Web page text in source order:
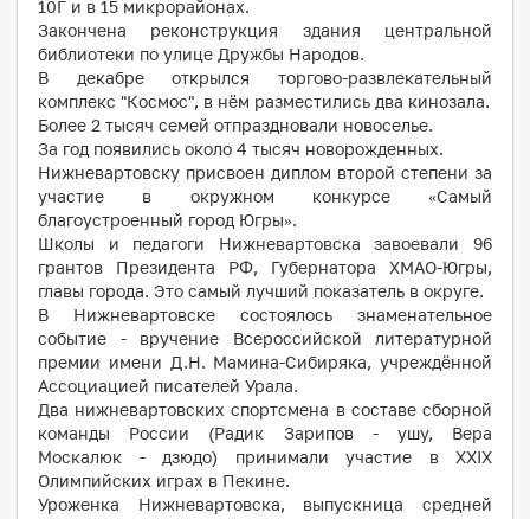
10Г и в 15 микрорайонах.
Закончена реконструкция здания центральной
библиотеки по улице Дружбы Народов.
В декабре открылся торгово-развлекательный
комплекс "Космос", в нём разместились два кинозала.
Более 2 тысяч семей отпраздновали новоселье.
За год появились около 4 тысяч новорожденных.
Нижневартовску присвоен диплом второй степени за
участие в окружном конкурсе «Самый
благоустроенный город Югры».
Школы и педагоги Нижневартовска завоевали 96
грантов Президента РФ, Губернатора ХМАО-Югры,
главы города. Это самый лучший показатель в округе.
В Нижневартовске состоялось знаменательное
событие - вручение Всероссийской литературной
премии имени Д.Н. Мамина-Сибиряка, учреждённой
Ассоциацией писателей Урала.
Два нижневартовских спортсмена в составе сборной
команды России (Радик Зарипов - ушу, Вера
Москалюк - дзюдо) принимали участие в XXIX
Олимпийских играх в Пекине.
Уроженка Нижневартовска, выпускница средней